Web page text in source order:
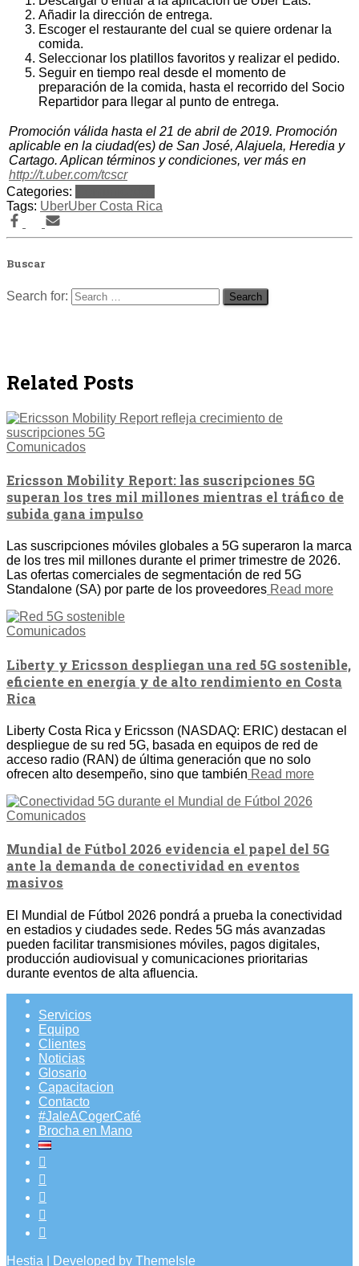
Añadir la dirección de entrega.
Escoger el restaurante del cual se quiere ordenar la
comida.
Seleccionar los platillos favoritos y realizar el pedido.
Seguir en tiempo real desde el momento de
preparación de la comida, hasta el recorrido del Socio
Repartidor para llegar al punto de entrega.
Promoción válida hasta el 21 de abril de 2019. Promoción
aplicable en la ciudad(es) de San José, Alajuela, Heredia y
Cartago. Aplican términos y condiciones, ver más en
http://t.uber.com/tcscr
Categories:
Tags: UberUber Costa Rica
Buscar
Search for:
Related Posts
Comunicados
Ericsson Mobility Report: las suscripciones 5G
superan los tres mil millones mientras el tráfico de
subida gana impulso
Las suscripciones móviles globales a 5G superaron la marca
de los tres mil millones durante el primer trimestre de 2026.
Las ofertas comerciales de segmentación de red 5G
Standalone (SA) por parte de los proveedores Read more
Comunicados
Liberty y Ericsson despliegan una red 5G sostenible,
eficiente en energía y de alto rendimiento en Costa
Rica
Liberty Costa Rica y Ericsson (NASDAQ: ERIC) destacan el
despliegue de su red 5G, basada en equipos de red de
acceso radio (RAN) de última generación que no solo
ofrecen alto desempeño, sino que también Read more
Comunicados
Mundial de Fútbol 2026 evidencia el papel del 5G
ante la demanda de conectividad en eventos
masivos
El Mundial de Fútbol 2026 pondrá a prueba la conectividad
en estadios y ciudades sede. Redes 5G más avanzadas
pueden facilitar transmisiones móviles, pagos digitales,
producción audiovisual y comunicaciones prioritarias
durante eventos de alta afluencia.
Servicios
Equipo
Clientes
Noticias
Glosario
Capacitacion
Contacto
#JaleACogerCafé
Brocha en Mano
Hestia | Developed by ThemeIsle